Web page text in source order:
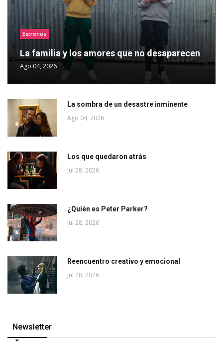
Estrenos
La familia y los amores que no desaparecen
Ago 04, 2026
La sombra de un desastre inminente
Ago 04, 2026
Los que quedaron atrás
Jul 28, 2026
¿Quién es Peter Parker?
Jul 28, 2026
Reencuentro creativo y emocional
Jul 28, 2026
Newsletter